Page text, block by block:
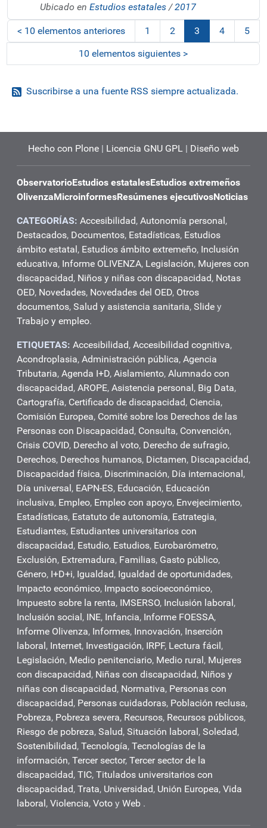
Ubicado en Estudios estatales /2017
< 10 elementos anteriores 1 2
3
4
5
10 elementos siguientes >
Suscribirse a una fuente RSS siempre actualizada.
Hecho con Plone | Licencia GNU GPL | Diseño web
ObservatorioEstudios estatalesEstudios extremeños
OlivenzaMicroinformesResúmenes ejecutivosNoticias
CATEGORÍAS: Accesibilidad, Autonomía personal,
Destacados, Documentos, Estadísticas, Estudios
ámbito estatal, Estudios ámbito extremeño, Inclusión
educativa, Informe OLIVENZA, Legislación, Mujeres con
discapacidad, Niños y niñas con discapacidad, Notas
OED, Novedades, Novedades del OED, Otros
documentos, Salud y asistencia sanitaria, Slide y
Trabajo y empleo.
ETIQUETAS: Accesibilidad, Accesibilidad cognitiva,
Acondroplasia, Administración pública, Agencia
Tributaria, Agenda I+D, Aislamiento, Alumnado con
discapacidad, AROPE, Asistencia personal, Big Data,
Cartografía, Certificado de discapacidad, Ciencia,
Comisión Europea, Comité sobre los Derechos de las
Personas con Discapacidad, Consulta, Convención,
Crisis COVID, Derecho al voto, Derecho de sufragio,
Derechos, Derechos humanos, Dictamen, Discapacidad,
Discapacidad física, Discriminación, Día internacional,
Día universal, EAPN-ES, Educación, Educación
inclusiva, Empleo, Empleo con apoyo, Envejecimiento,
Estadísticas, Estatuto de autonomía, Estrategia,
Estudiantes, Estudiantes universitarios con
discapacidad, Estudio, Estudios, Eurobarómetro,
Exclusión, Extremadura, Familias, Gasto público,
Género, I+D+i, Igualdad, Igualdad de oportunidades,
Impacto económico, Impacto socioeconómico,
Impuesto sobre la renta, IMSERSO, Inclusión laboral,
Inclusión social, INE, Infancia, Informe FOESSA,
Informe Olivenza, Informes, Innovación, Inserción
laboral, Internet, Investigación, IRPF, Lectura fácil,
Legislación, Medio penitenciario, Medio rural, Mujeres
con discapacidad, Niñas con discapacidad, Niños y
niñas con discapacidad, Normativa, Personas con
discapacidad, Personas cuidadoras, Población reclusa,
Pobreza, Pobreza severa, Recursos, Recursos públicos,
Riesgo de pobreza, Salud, Situación laboral, Soledad,
Sostenibilidad, Tecnología, Tecnologías de la
información, Tercer sector, Tercer sector de la
discapacidad, TIC, Titulados universitarios con
discapacidad, Trata, Universidad, Unión Europea, Vida
laboral, Violencia, Voto y Web .